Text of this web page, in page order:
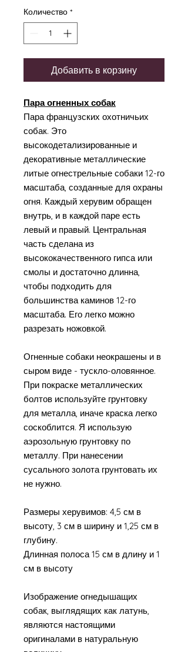
Количество *
Добавить в корзину
Пара огненных собак
Пара французских охотничьих
собак. Это
высокодетализированные и
декоративные металлические
литые огнестрельные собаки 12-го
масштаба, созданные для охраны
огня. Каждый херувим обращен
внутрь, и в каждой паре есть
левый и правый. Центральная
часть сделана из
высококачественного гипса или
смолы и достаточно длинна,
чтобы подходить для
большинства каминов 12-го
масштаба. Его легко можно
разрезать ножовкой.
Огненные собаки неокрашены и в
сыром виде - тускло-оловянное.
При покраске металлических
болтов используйте грунтовку
для металла, иначе краска легко
соскоблится. Я использую
аэрозольную грунтовку по
металлу. При нанесении
сусального золота грунтовать их
не нужно.
Размеры херувимов: 4,5 см в
высоту, 3 см в ширину и 1,25 см в
глубину.
Длинная полоса 15 см в длину и 1
см в высоту
Изображение огнедышащих
собак, выглядящих как латунь,
являются настоящими
оригиналами в натуральную